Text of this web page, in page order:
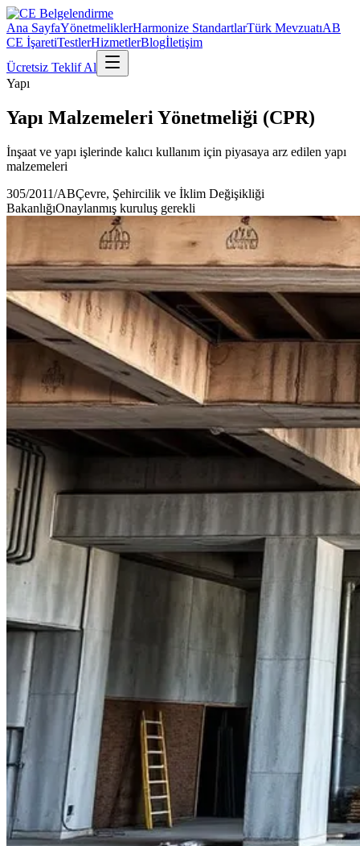
Ana SayfaYönetmeliklerHarmonize StandartlarTürk MevzuatıAB
CE İşaretiTestlerHizmetlerBlogİletişim
Ücretsiz Teklif Al
Yapı
Yapı Malzemeleri Yönetmeliği (CPR)
İnşaat ve yapı işlerinde kalıcı kullanım için piyasaya arz edilen yapı
malzemeleri
305/2011/ABÇevre, Şehircilik ve İklim Değişikliği
BakanlığıOnaylanmış kuruluş gerekli